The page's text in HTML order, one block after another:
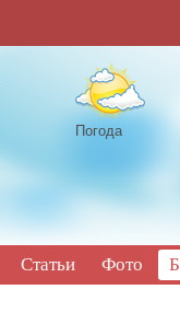
Погода
Статьи Фото